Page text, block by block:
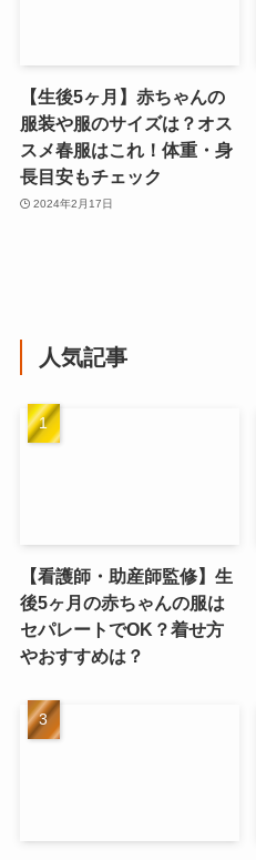
【生後5ヶ月】赤ちゃんの
服装や服のサイズは？オス
スメ春服はこれ！体重・身
長目安もチェック
2024年2月17日
人気記事
【看護師・助産師監修】生
後5ヶ月の赤ちゃんの服は
セパレートでOK？着せ方
やおすすめは？